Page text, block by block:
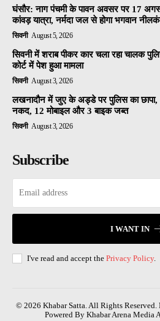
घंसौर: नाग पंचमी के पावन अवसर पर 17
कांवड़ यात्रा, नर्मदा जल से होगा भगवान
सिवनी August 5, 2026
सिवनी में शराब पीकर कार चला रहा चालक
कोर्ट में पेश हुआ मामला
सिवनी August 3, 2026
लखनादौन में जुए के अड्डे पर पुलिस का छापा,
नकद, 12 मोबाइल और 3 बाइक जब्त
सिवनी August 3, 2026
Subscribe
I WANT IN
I've read and accept the Privacy Policy.
© 2026 Khabar Satta. All Rights Reserved.
Powered By Khabar Arena Media